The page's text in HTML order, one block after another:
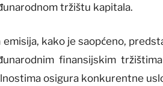
tržištu kapitala.
emisija, kako je saopćeno,
finansijskim
osigura konkurentne